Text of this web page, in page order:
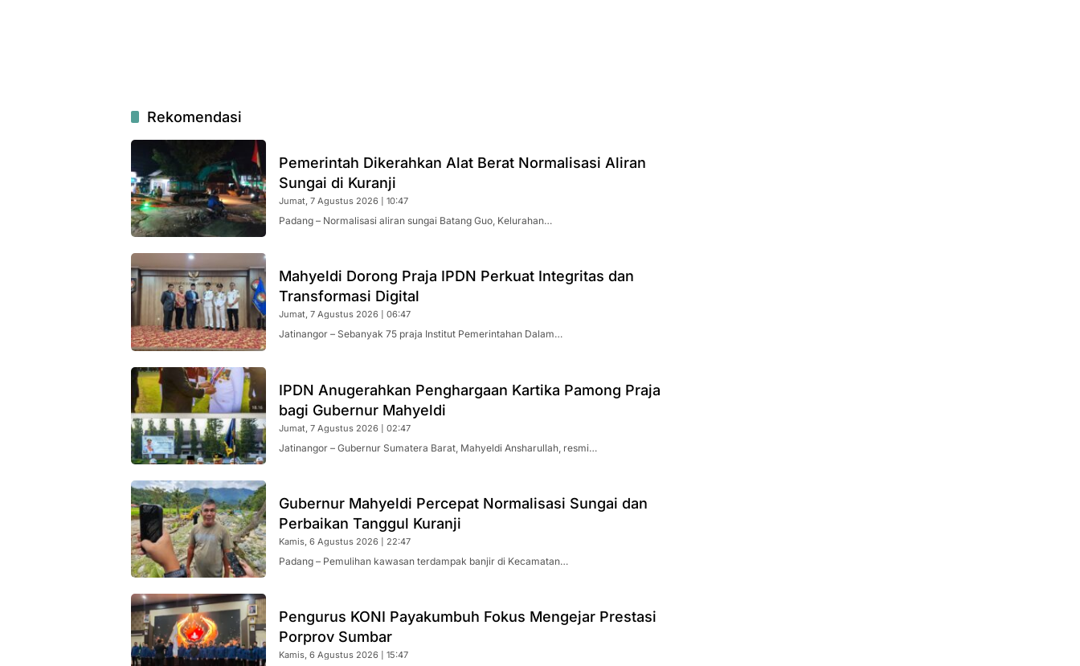
Rekomendasi
Pemerintah Dikerahkan Alat Berat Normalisasi Aliran
Sungai di Kuranji
Jumat, 7 Agustus 2026 | 10:47
Padang – Normalisasi aliran sungai Batang Guo, Kelurahan…
Mahyeldi Dorong Praja IPDN Perkuat Integritas dan
Transformasi Digital
Jumat, 7 Agustus 2026 | 06:47
Jatinangor – Sebanyak 75 praja Institut Pemerintahan Dalam…
IPDN Anugerahkan Penghargaan Kartika Pamong Praja
bagi Gubernur Mahyeldi
Jumat, 7 Agustus 2026 | 02:47
Jatinangor – Gubernur Sumatera Barat, Mahyeldi Ansharullah, resmi…
Gubernur Mahyeldi Percepat Normalisasi Sungai dan
Perbaikan Tanggul Kuranji
Kamis, 6 Agustus 2026 | 22:47
Padang – Pemulihan kawasan terdampak banjir di Kecamatan…
Pengurus KONI Payakumbuh Fokus Mengejar Prestasi
Porprov Sumbar
Kamis, 6 Agustus 2026 | 15:47